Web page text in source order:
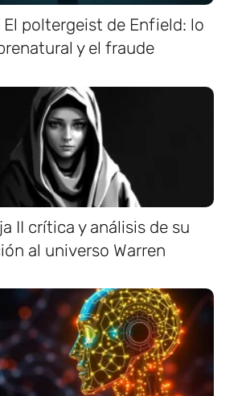
poltergeist de Enfield: lo
y el fraude
II crítica y análisis de su
al universo Warren